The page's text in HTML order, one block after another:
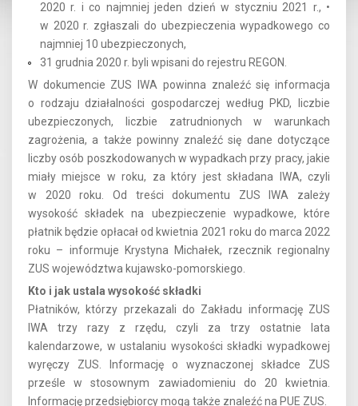
2020 r. i co najmniej jeden dzień w styczniu 2021 r., •
w 2020 r. zgłaszali do ubezpieczenia wypadkowego co
najmniej 10 ubezpieczonych,
31 grudnia 2020 r. byli wpisani do rejestru REGON.
W dokumencie ZUS IWA powinna znaleźć się informacja
o rodzaju działalności gospodarczej według PKD, liczbie
ubezpieczonych, liczbie zatrudnionych w warunkach
zagrożenia, a także powinny znaleźć się dane dotyczące
liczby osób poszkodowanych w wypadkach przy pracy, jakie
miały miejsce w roku, za który jest składana IWA, czyli
w 2020 roku. Od treści dokumentu ZUS IWA zależy
wysokość składek na ubezpieczenie wypadkowe, które
płatnik będzie opłacał od kwietnia 2021 roku do marca 2022
roku – informuje Krystyna Michałek, rzecznik regionalny
ZUS województwa kujawsko-pomorskiego.
Kto i jak ustala wysokość składki
Płatników, którzy przekazali do Zakładu informację ZUS
IWA trzy razy z rzędu, czyli za trzy ostatnie lata
kalendarzowe, w ustalaniu wysokości składki wypadkowej
wyręczy ZUS. Informację o wyznaczonej składce ZUS
prześle w stosownym zawiadomieniu do 20 kwietnia.
Informację przedsiębiorcy mogą także znaleźć na PUE ZUS.